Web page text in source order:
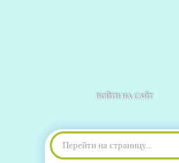
ВОЙТИ НА САЙТ
Перейти на страницу...